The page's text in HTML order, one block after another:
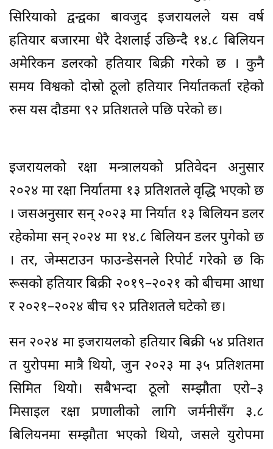
सिरियाको द्वन्द्वका बावजुद इजरायलले यस वर्ष
हतियार बजारमा धेरै देशलाई उछिन्दै १४.८ बिलियन
अमेरिकन डलरको हतियार बिक्री गरेको छ । कुनै
समय विश्वको दोस्रो ठूलो हतियार निर्यातकर्ता रहेको
रुस यस दौडमा ९२ प्रतिशतले पछि परेको छ।
इजरायलको रक्षा मन्त्रालयको प्रतिवेदन अनुसार
२०२४ मा रक्षा निर्यातमा १३ प्रतिशतले वृद्धि भएको छ
। जसअनुसार सन् २०२३ मा निर्यात १३ बिलियन डलर
रहेकोमा सन् २०२४ मा १४.८ बिलियन डलर पुगेको छ
। तर, जेम्सटाउन फाउन्डेसनले रिपोर्ट गरेको छ कि
रूसको हतियार बिक्री २०१९–२०२१ को बीचमा आधा
र २०२१–२०२४ बीच ९२ प्रतिशतले घटेको छ।
सन २०२४ मा इजरायलको हतियार बिक्री ५४ प्रतिशत
त युरोपमा मात्रै थियो, जुन २०२३ मा ३५ प्रतिशतमा
सिमित थियो। सबैभन्दा ठूलो सम्झौता एरो–३
मिसाइल रक्षा प्रणालीको लागि जर्मनीसँग ३.८
बिलियनमा सम्झौता भएको थियो, जसले युरोपमा